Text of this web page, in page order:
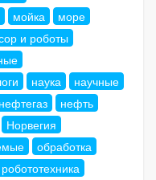
мойка
море
и роботы
наука
научные
нефтегаз
нефть
Норвегия
обработка